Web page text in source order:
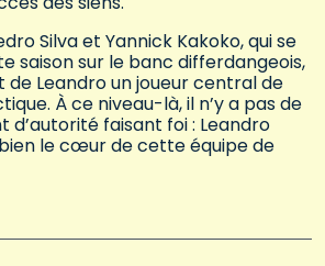
Silva et Yannick Kakoko, qui se
saison sur le banc differdangeois,
Leandro un joueur central de
À ce niveau-là, il n’y a pas de
d’autorité faisant foi : Leandro
le cœur de cette équipe de